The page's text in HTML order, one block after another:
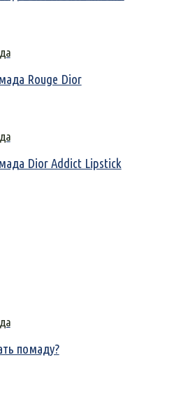
Rouge Dior
Dior Addict Lipstick
помаду?